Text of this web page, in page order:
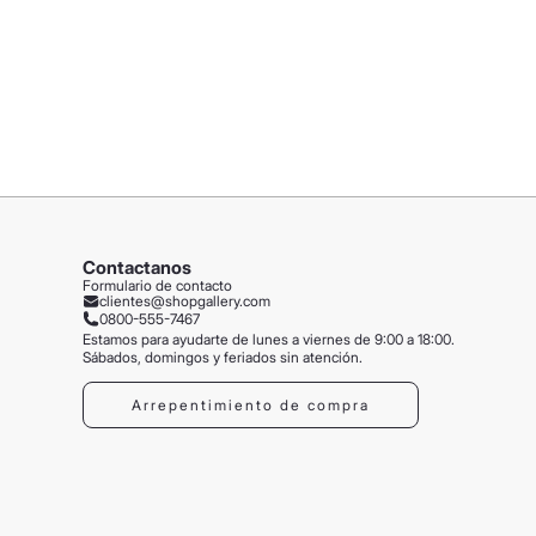
Contactanos
Formulario de contacto
clientes@shopgallery.com
0800-555-7467
Estamos para ayudarte de lunes a viernes de 9:00 a 18:00.
Sábados, domingos y feriados sin atención.
Arrepentimiento de compra